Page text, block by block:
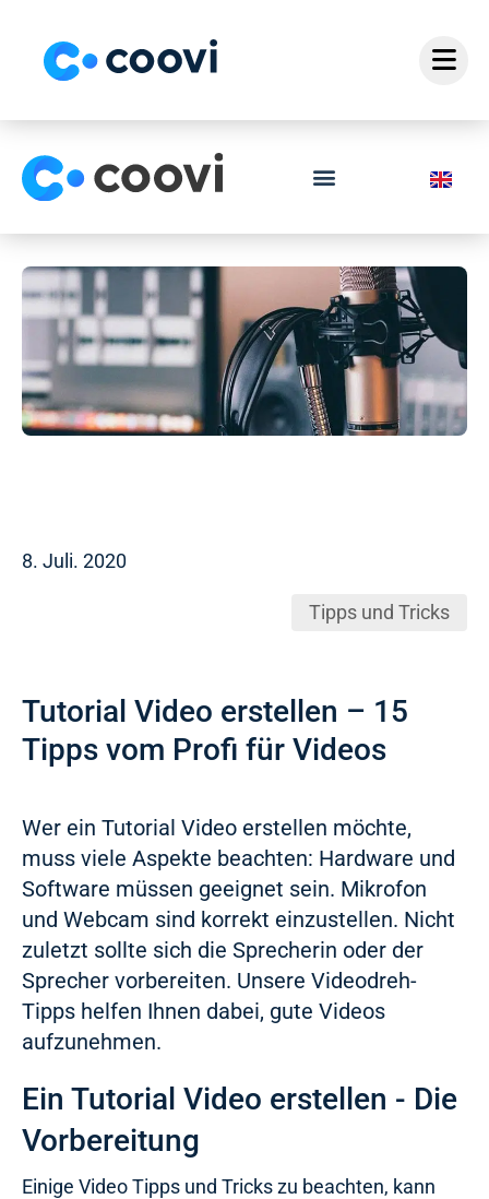
8. Juli. 2020
Tipps und Tricks
Tutorial Video erstellen – 15
Tipps vom Profi für Videos
Wer ein Tutorial Video erstellen möchte,
muss viele Aspekte beachten: Hardware und
Software müssen geeignet sein. Mikrofon
und Webcam sind korrekt einzustellen. Nicht
zuletzt sollte sich die Sprecherin oder der
Sprecher vorbereiten. Unsere Videodreh-
Tipps helfen Ihnen dabei, gute Videos
aufzunehmen.
Ein Tutorial Video erstellen - Die
Vorbereitung
Einige Video Tipps und Tricks zu beachten, kann